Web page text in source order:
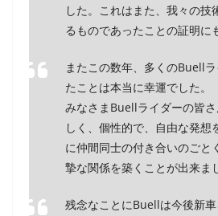
した。これはまた、我々の技
るものであったことの証明に
またこの数年、多くのBuell
たことは本当に幸運でした。
みなさまBuellライダーの皆
しく、個性的で、自由な発想
に仲間同士の付き合いのごと
摯な関係を築くことが出来ま
残念なことにBuellは今後新